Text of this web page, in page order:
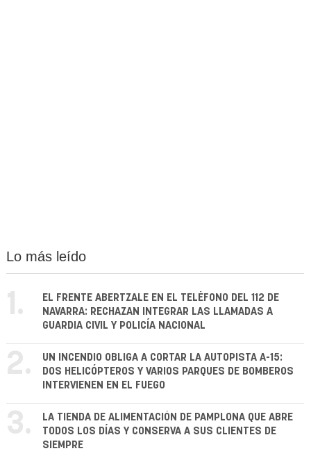
Lo más leído
1.
EL FRENTE ABERTZALE EN EL TELÉFONO DEL 112 DE
NAVARRA: RECHAZAN INTEGRAR LAS LLAMADAS A
GUARDIA CIVIL Y POLICÍA NACIONAL
2.
UN INCENDIO OBLIGA A CORTAR LA AUTOPISTA A-15:
DOS HELICÓPTEROS Y VARIOS PARQUES DE BOMBEROS
INTERVIENEN EN EL FUEGO
3.
LA TIENDA DE ALIMENTACIÓN DE PAMPLONA QUE ABRE
TODOS LOS DÍAS Y CONSERVA A SUS CLIENTES DE
SIEMPRE